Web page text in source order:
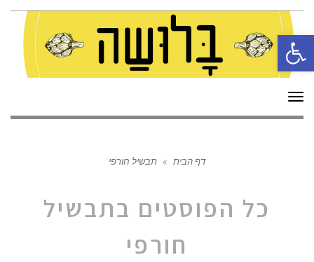
פתח סרגל נגישות
תפריט
דף הבית » תבשיל חורפי
כל הפוסטים בתבשיל
חורפי